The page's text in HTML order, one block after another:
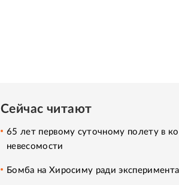
Сейчас читают
65 лет первому суточному полету в
невесомости
Бомба на Хиросиму ради эксперимента